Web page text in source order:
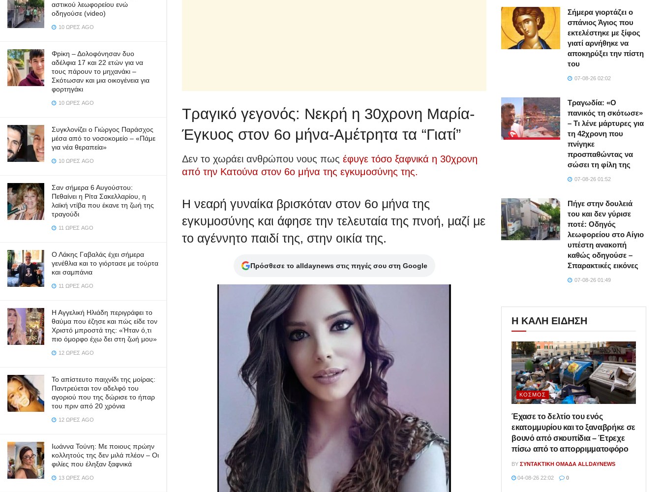
αστικού λεωφορείου ενώ
οδηγούσε (video)
10 ΏΡΕΣ AGO
Φpiκη – Δολοφόνησαν δυο
αδέλφια 17 και 22 ετών για να
τους πάρουν το μηχανάκι –
Σκότωσαν και μια οικογένεια για
φορτηγάκι
10 ΏΡΕΣ AGO
Συγκλονίζει ο Γιώργος Παράσχος
μέσα από το νοσοκομείο – «Πάμε
για νέα θεραπεία»
10 ΏΡΕΣ AGO
Σαν σήμερα 6 Αυγούστου:
Πεθαίνει η Ρίτα Σακελλαρίου, η
λαϊκή ντίβα που έκανε τη ζωή της
τραγούδι
11 ΏΡΕΣ AGO
Ο Λάκης Γαβαλάς έχει σήμερα
γενέθλια και το γιόρτασε με τούρτα
και σαμπάνια
11 ΏΡΕΣ AGO
Η Αγγελική Ηλιάδη περιγράφει το
θαύμα που έζησε και πώς είδε τον
Χριστό μπροστά της: «Ήταν ό,τι
πιο όμορφο έχω δει στη ζωή μου»
12 ΏΡΕΣ AGO
Το απίστευτο παιχνίδι της μοίρας:
Παντρεύεται τον αδελφό του
αγοριού που της δώρισε το ήπαρ
του πριν από 20 χρόνια
12 ΏΡΕΣ AGO
Ιωάννα Τούνη: Με ποιους πρώην
κολλητούς της δεν μιλά πλέον – Οι
φιλίες που έληξαν ξαφνικά
13 ΏΡΕΣ AGO
Τραγικό γεγονός: Νεκρή η 30χρονη Μαρία-
Έγκυος στον 6ο μήνα-Αμέτρητα τα “Γιατί”
Δεν το χωράει ανθρώπου νους πως έφυγε τόσο ξαφνικά η 30χρονη
από την Κατούνα στον 6ο μήνα της εγκυμοσύνης της.
Η νεαρή γυναίκα βρισκόταν στον 6ο μήνα της
εγκυμοσύνης και άφησε την τελευταία της πνοή, μαζί με
το αγέννητο παιδί της, στην οικία της.
Πρόσθεσε το alldaynews στις πηγές σου στη Google
Σήμερα γιορτάζει ο
σπάνιος Άγιος που
εκτελέστηκε με ξίφος
γιατί αρνήθηκε να
αποκηρύξει την πίστη
του
07-08-26 02:02
Τραγωδία: «Ο
πανικός τη σκότωσε»
– Τι λένε μάρτυρες για
τη 42χρονη που
πνίγηκε
προσπαθώντας να
σώσει τη φίλη της
07-08-26 01:52
Πήγε στην δουλειά
του και δεν γύρισε
ποτέ: Οδηγός
λεωφορείου στο Αίγιο
υπέστη ανακοπή
καθώς οδηγούσε –
Σπαρακτικές εικόνες
07-08-26 01:49
Η ΚΑΛΗ ΕΙΔΗΣΗ
ΚΌΣΜΟΣ
Έχασε το δελτίο του ενός
εκατομμυρίου και το ξαναβρήκε σε
βουνό από σκουπίδια – Έτρεχε
πίσω από το απορριμματοφόρο
BY ΣΥΝΤΑΚΤΙΚΉ ΟΜΆΔΑ ALLDAYNEWS
04-08-26 22:02 0